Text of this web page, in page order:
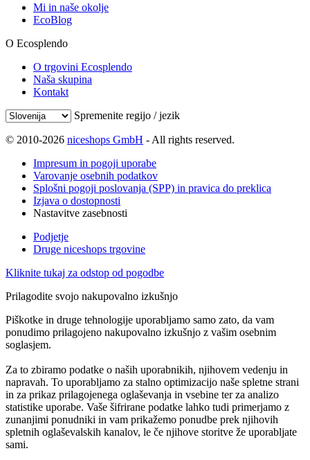
Mi in naše okolje
EcoBlog
O Ecosplendo
O trgovini Ecosplendo
Naša skupina
Kontakt
Spremenite regijo / jezik
© 2010-2026 niceshops GmbH - All rights reserved.
Impresum in pogoji uporabe
Varovanje osebnih podatkov
Splošni pogoji poslovanja (SPP) in pravica do preklica
Izjava o dostopnosti
Nastavitve zasebnosti
Podjetje
Druge niceshops trgovine
Kliknite tukaj za odstop od pogodbe
Prilagodite svojo nakupovalno izkušnjo
Piškotke in druge tehnologije uporabljamo samo zato, da vam
ponudimo prilagojeno nakupovalno izkušnjo z vašim osebnim
soglasjem.
Za to zbiramo podatke o naših uporabnikih, njihovem vedenju in
napravah. To uporabljamo za stalno optimizacijo naše spletne strani
in za prikaz prilagojenega oglaševanja in vsebine ter za analizo
statistike uporabe. Vaše šifrirane podatke lahko tudi primerjamo z
zunanjimi ponudniki in vam prikažemo ponudbe prek njihovih
spletnih oglaševalskih kanalov, le če njihove storitve že uporabljate
sami.